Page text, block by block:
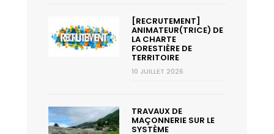
[RECRUTEMENT]
ANIMATEUR(TRICE) DE
LA CHARTE
FORESTIÈRE DE
TERRITOIRE
10 JUILLET 2026
TRAVAUX DE
MAÇONNERIE SUR LE
SYSTÈME